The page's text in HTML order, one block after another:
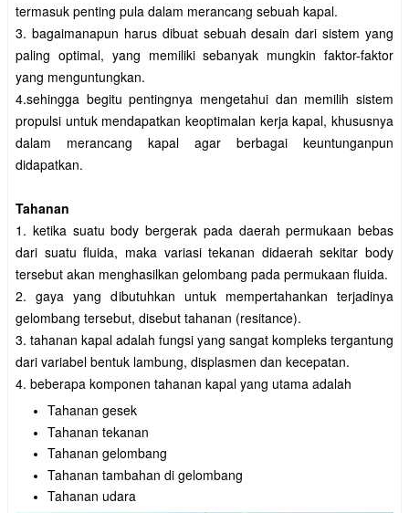
termasuk penting pula dalam merancang sebuah kapal.
3. bagaimanapun harus dibuat sebuah desain dari sistem yang
paling optimal, yang memiliki sebanyak mungkin faktor-faktor
yang menguntungkan.
4.sehingga begitu pentingnya mengetahui dan memilih sistem
propulsi untuk mendapatkan keoptimalan kerja kapal, khususnya
dalam merancang kapal agar berbagai keuntunganpun
didapatkan.
Tahanan
1. ketika suatu body bergerak pada daerah permukaan bebas
dari suatu fluida, maka variasi tekanan didaerah sekitar body
tersebut akan menghasilkan gelombang pada permukaan fluida.
2. gaya yang dibutuhkan untuk mempertahankan terjadinya
gelombang tersebut, disebut tahanan (resitance).
3. tahanan kapal adalah fungsi yang sangat kompleks tergantung
dari variabel bentuk lambung, displasmen dan kecepatan.
4. beberapa komponen tahanan kapal yang utama adalah
Tahanan gesek
Tahanan tekanan
Tahanan gelombang
Tahanan tambahan di gelombang
Tahanan udara